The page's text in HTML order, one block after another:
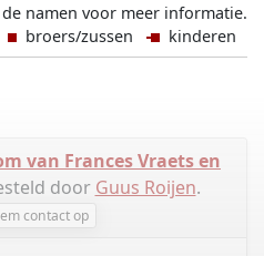
namen voor meer informatie.
broers/zussen kinderen
van Frances Vraets en
door Guus Roijen.
contact op